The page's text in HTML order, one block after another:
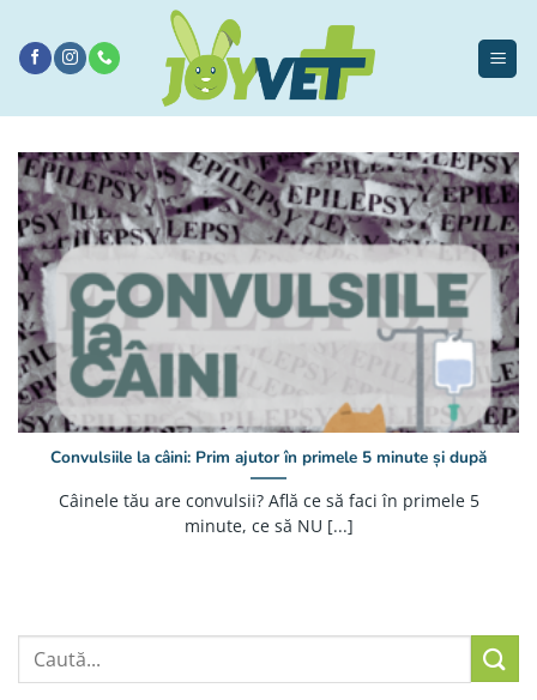
conținut
Convulsiile la câini: Prim ajutor în primele 5 minute și după
Câinele tău are convulsii? Află ce să faci în primele 5
minute, ce să NU [...]